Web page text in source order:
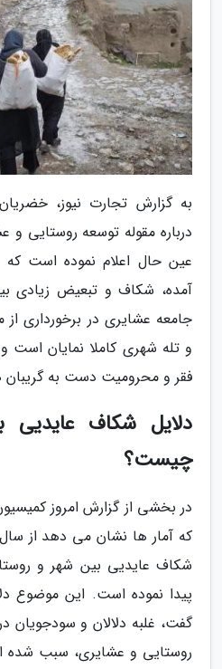
به گزارش تجارت نیوز،
درباره مقوله توسعه روستایی و
عین حال اعلام نموده است
آمده، شکاف و تبعیض زیادی
جامعه عشایری در برخورداری از
و تله شهری کاملا نمایان است
فقر و محرومیت دست به
دلایل شکاف
چیست؟
پیدا نموده است. این موضوع
گفت، غلبه دلالان و سودجویان
روستایی و عشایری، سبب شده